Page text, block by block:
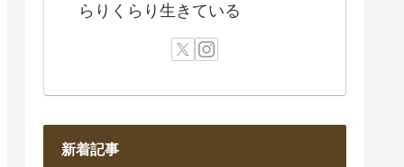
らりくらり生きている
新着記事